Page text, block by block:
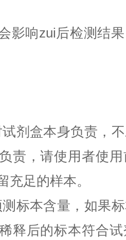
影响zui后检测结
剂盒本身负责，
责，请使用者使
充足的样本。
标本含量，如果
释后的标本符合